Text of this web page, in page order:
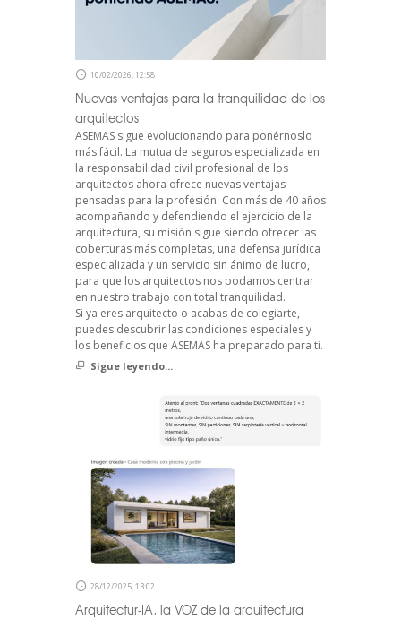
10/02/2026, 12:58
Nuevas ventajas para la tranquilidad de los
arquitectos
ASEMAS sigue evolucionando para ponérnoslo
más fácil. La mutua de seguros especializada en
la responsabilidad civil profesional de los
arquitectos ahora ofrece nuevas ventajas
pensadas para la profesión. Con más de 40 años
acompañando y defendiendo el ejercicio de la
arquitectura, su misión sigue siendo ofrecer las
coberturas más completas, una defensa jurídica
especializada y un servicio sin ánimo de lucro,
para que los arquitectos nos podamos centrar
en nuestro trabajo con total tranquilidad.
Si ya eres arquitecto o acabas de colegiarte,
puedes descubrir las condiciones especiales y
los beneficios que ASEMAS ha preparado para ti.
Sigue leyendo...
28/12/2025, 13:02
Arquitectur-IA, la VOZ de la arquitectura